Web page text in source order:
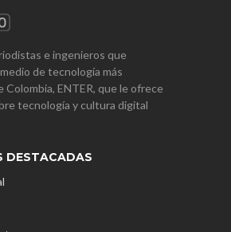
e ingenieros que
de tecnología más
ENTER, que le ofrece
tecnología y cultura digital
DESTACADAS